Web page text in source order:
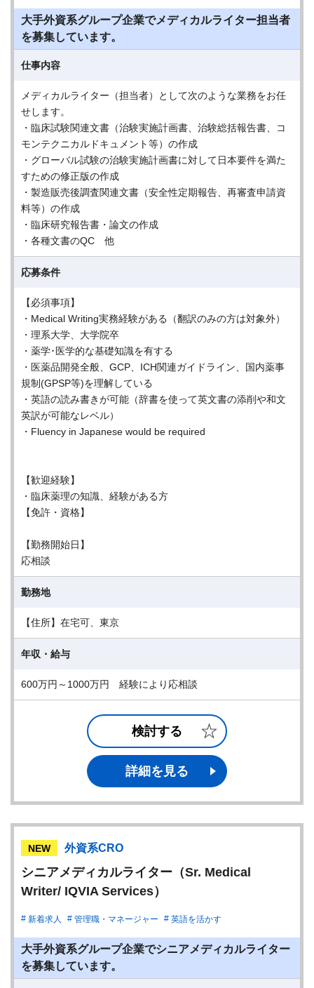
大手外資系グループ企業でメディカルライター担当者
を募集しています。
仕事内容
メディカルライター（担当者）として次のような業務をお任
せします。
・臨床試験関連文書（治験実施計画書、治験総括報告書、コ
モンテクニカルドキュメント等）の作成
・グローバル試験の治験実施計画書に対して日本要件を満た
すための修正版の作成
・製造販売後調査関連文書（安全性定期報告、再審査申請資
料等）の作成
・臨床研究報告書・論文の作成
・各種文書のQC 他
応募条件
【必須事項】
・Medical Writing実務経験がある（翻訳のみの方は対象外）
・理系大学、大学院卒
・薬学･医学的な基礎知識を有する
・医薬品開発全般、GCP、ICH関連ガイドライン、国内薬事
規制(GPSP等)を理解している
・英語の読み書きが可能（辞書を使って英文書の添削や和文
英訳が可能なレベル）
・Fluency in Japanese would be required
【歓迎経験】
・臨床薬理の知識、経験がある方
【免許・資格】
【勤務開始日】
応相談
勤務地
【住所】在宅可、東京
年収・給与
600万円～1000万円 経験により応相談
検討する
詳細を見る
NEW 外資系CRO
シニアメディカルライター（Sr. Medical
Writer/ IQVIA Services）
新着求人 管理職・マネージャー 英語を活かす
大手外資系グループ企業でシニアメディカルライター
を募集しています。